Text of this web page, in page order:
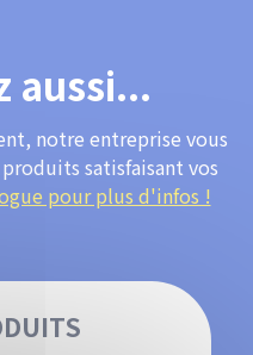
aussi...
notre entreprise vous
satisfaisant vos
pour plus d'infos !